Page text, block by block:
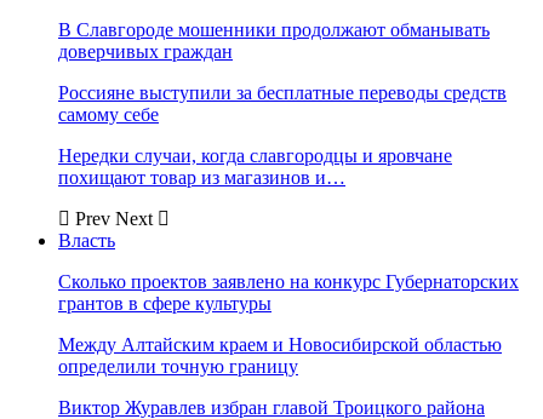
В Славгороде мошенники продолжают обманывать
доверчивых граждан
Россияне выступили за бесплатные переводы средств
самому себе
Нередки случаи, когда славгородцы и яровчане
похищают товар из магазинов и…
Prev Next
Власть
Сколько проектов заявлено на конкурс Губернаторских
грантов в сфере культуры
Между Алтайским краем и Новосибирской областью
определили точную границу
Виктор Журавлев избран главой Троицкого района